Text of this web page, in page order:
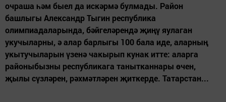
очраша һәм быел да искәрмә булмады. Район
башлыгы Александр Тыгин республика
олимпиадаларында, бәйгеләрендә җиңү яулаган
укучыларны, ә алар барлыгы 100 бала иде, аларның
укытучыларын үзенә чакырып кунак итте: аларга
районыбызны республикага танытканнары өчен,
җылы сүзләрен, рәхмәтләрен җиткерде. Татарстан...